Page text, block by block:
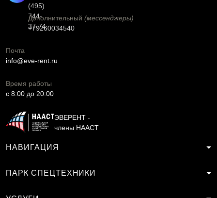
(495)
744-
37-74
Дополнительный (мессенджеры)
+79260034540
Почта
info@eve-rent.ru
Время работы
c 8:00 до 20:00
ЭВЕРЕНТ -
члены НААСТ
НАВИГАЦИЯ
ПАРК СПЕЦТЕХНИКИ